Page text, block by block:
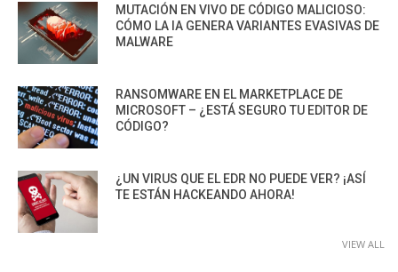
MUTACIÓN EN VIVO DE CÓDIGO MALICIOSO:
CÓMO LA IA GENERA VARIANTES EVASIVAS DE
MALWARE
RANSOMWARE EN EL MARKETPLACE DE
MICROSOFT – ¿ESTÁ SEGURO TU EDITOR DE
CÓDIGO?
¿UN VIRUS QUE EL EDR NO PUEDE VER? ¡ASÍ
TE ESTÁN HACKEANDO AHORA!
VIEW ALL